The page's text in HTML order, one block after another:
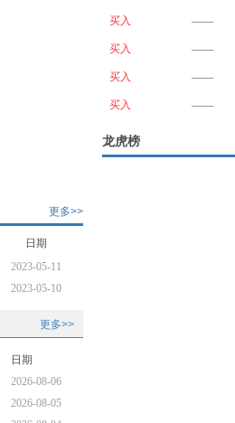
更多>>
日期
2023-05-11
2023-05-10
更多>>
日期
2026-08-06
2026-08-05
买入 ——
买入 ——
买入 ——
买入 ——
龙虎榜